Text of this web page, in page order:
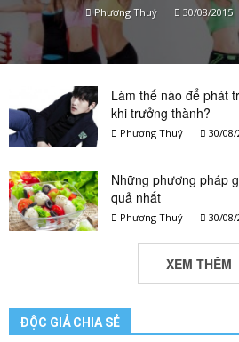
Phương Thuý 30/08/2015
Làm thế nào để phát
khi trưởng thành?
Phương Thuý 30/08/
Những phương pháp
quả nhất
Phương Thuý 30/08/
XEM THÊM
ĐỘC GIẢ CHIA SẺ